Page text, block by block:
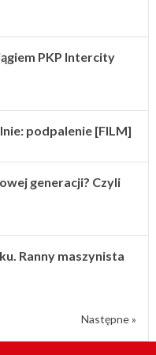
PKP Intercity
podpalenie [FILM]
generacji? Czyli
Ranny maszynista
Następne »